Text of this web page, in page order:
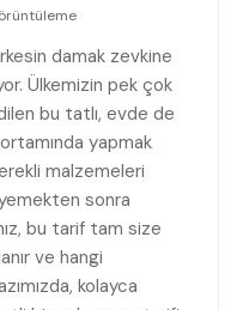
damak zevkine
Ülkemizin pek çok
bu tatlı, evde de
yapmak
malzemeleri
sonra
bu tarif tam size
ve hangi
kolayca